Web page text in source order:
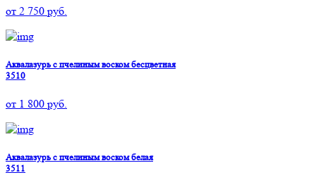
от 2 750 руб.
Аквалазурь с пчелиным воском бесцветная
3510
от 1 800 руб.
Аквалазурь с пчелиным воском белая
3511